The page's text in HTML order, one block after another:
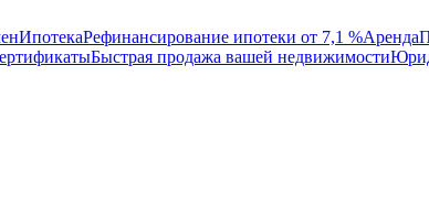
ИпотекаРефинансирование ипотеки от 7,1 %Аренда
Быстрая продажа вашей недвижимости